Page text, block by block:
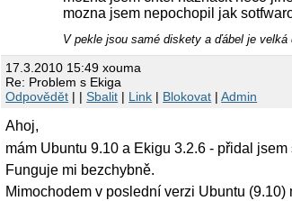
mozna jsem nepochopil jak
V pekle jsou samé diskety a ďábel je velká
17.3.2010 15:49 xouma
Re: Problem s Ekiga
Odpovědět | |Sbalit | Link | Blokovat |Admin
Ahoj,
mám Ubuntu 9.10 a Ekigu 3.2.6 - přidal
Funguje mi bezchybně.
Mimochodem v poslední verzi Ubuntu